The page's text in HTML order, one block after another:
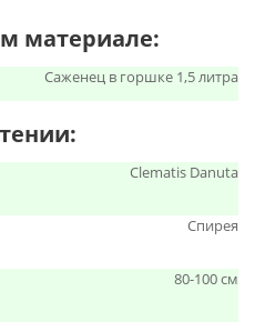
материале:
Саженец в горшке 1,5 литра
Clematis Danuta
Спирея
80-100 см